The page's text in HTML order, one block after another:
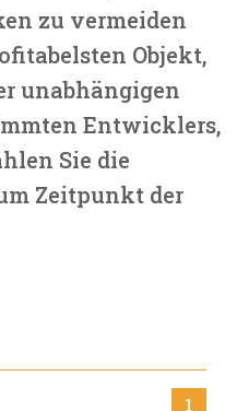
zu vermeiden
Objekt,
unabhängigen
Entwicklers,
Sie die
Zeitpunkt der
1